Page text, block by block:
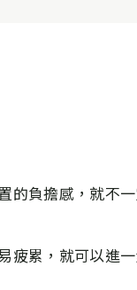
的負擔感，就不
疲累，就可以進